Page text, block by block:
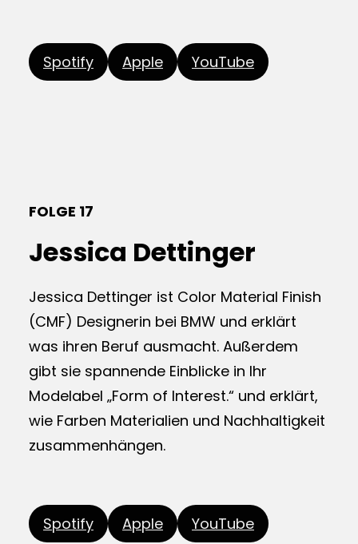
Spotify Apple YouTube
FOLGE 17
Jessica Dettinger
Jessica Dettinger ist Color Material Finish
(CMF) Designerin bei BMW und erklärt
was ihren Beruf ausmacht. Außerdem
gibt sie spannende Einblicke in Ihr
Modelabel „Form of Interest.“ und erklärt,
wie Farben Materialien und Nachhaltigkeit
zusammenhängen.
Spotify Apple YouTube